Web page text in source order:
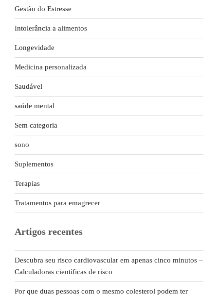
Gestão do Estresse
Intolerância a alimentos
Longevidade
Medicina personalizada
Saudável
saúde mental
Sem categoria
sono
Suplementos
Terapias
Tratamentos para emagrecer
Artigos recentes
Descubra seu risco cardiovascular em apenas cinco minutos –
Calculadoras científicas de risco
Por que duas pessoas com o mesmo colesterol podem ter